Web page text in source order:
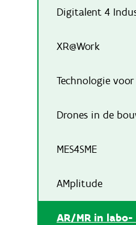
Digitalent 4
XR@Work
Technologie
Drones in de
MES4SME
AMplitude
AR/MR in labo-